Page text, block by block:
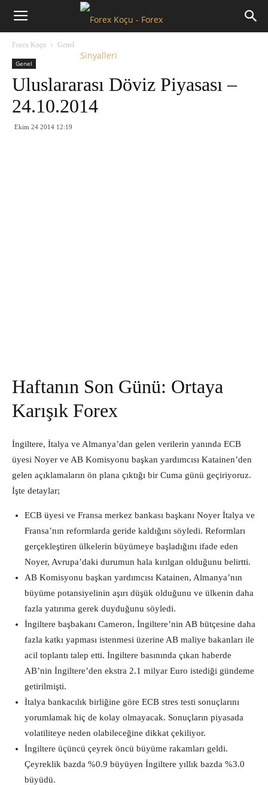
Forex
Forex Koçu Genel
Genel
Uluslararası Döviz Piyasası –
24.10.2014
Ekim 24 2014 12:19
Haftanın Son Günü: Ortaya
Karışık Forex
İngiltere, İtalya ve Almanya’dan gelen verilerin yanında ECB
üyesi Noyer ve AB Komisyonu başkan yardımcısı Katainen’den
gelen açıklamaların ön plana çıktığı bir Cuma günü geçiriyoruz.
İşte detaylar;
ECB üyesi ve Fransa merkez bankası başkanı Noyer İtalya ve
Fransa’nın reformlarda geride kaldığını söyledi. Reformları
gerçekleştiren ülkelerin büyümeye başladığını ifade eden
Noyer, Avrupa’daki durumun hala kırılgan olduğunu belirtti.
AB Komisyonu başkan yardımcısı Katainen, Almanya’nın
büyüme potansiyelinin aşırı düşük olduğunu ve ülkenin daha
fazla yatırıma gerek duyduğunu söyledi.
İngiltere başbakanı Cameron, İngiltere’nin AB bütçesine daha
fazla katkı yapması istenmesi üzerine AB maliye bakanları ile
acil toplantı talep etti. İngiltere basınında çıkan haberde
AB’nin İngiltere’den ekstra 2.1 milyar Euro istediği gündeme
getirilmişti.
İtalya bankacılık birliğine göre ECB stres testi sonuçlarını
yorumlamak hiç de kolay olmayacak. Sonuçların piyasada
volatiliteye neden olabileceğine dikkat çekiliyor.
İngiltere üçüncü çeyrek öncü büyüme rakamları geldi.
Çeyreklik bazda %0.9 büyüyen İngiltere yıllık bazda %3.0
büyüdü.